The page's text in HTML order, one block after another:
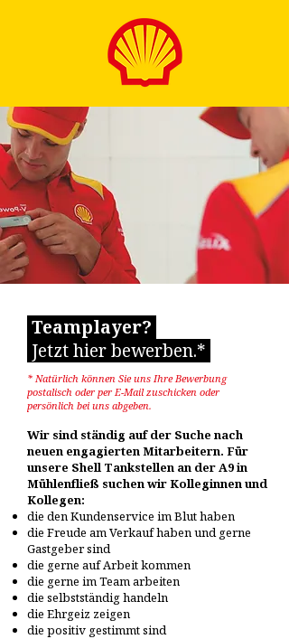
Teamplayer?
Jetzt hier bewerben.*
* Natürlich können Sie uns Ihre Bewerbung
postalisch oder per E-Mail zuschicken oder
persönlich bei uns abgeben.
Wir sind ständig auf der Suche nach
neuen engagierten Mitarbeitern. Für
unsere Shell Tankstellen an der A9 in
Mühlenfließ suchen wir Kolleginnen und
Kollegen:
die den Kundenservice im Blut haben
die Freude am Verkauf haben und gerne
Gastgeber sind
die gerne auf Arbeit kommen
die gerne im Team arbeiten
die selbstständig handeln
die Ehrgeiz zeigen
die positiv gestimmt sind